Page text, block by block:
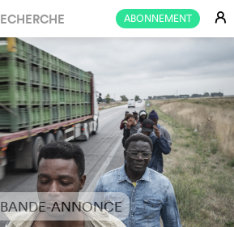
ABONNEMENT E
BANDE-ANNONCE